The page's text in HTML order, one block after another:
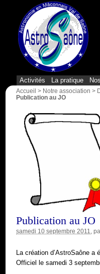
Activités La pratique
Accueil > Notre association >
Publication au JO
Publication au JO
samedi 10 septembre 2011 ,
La création d’AstroSaône a
Officiel le samedi 3